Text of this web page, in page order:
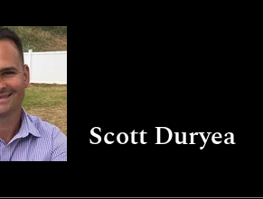
Scott Duryea